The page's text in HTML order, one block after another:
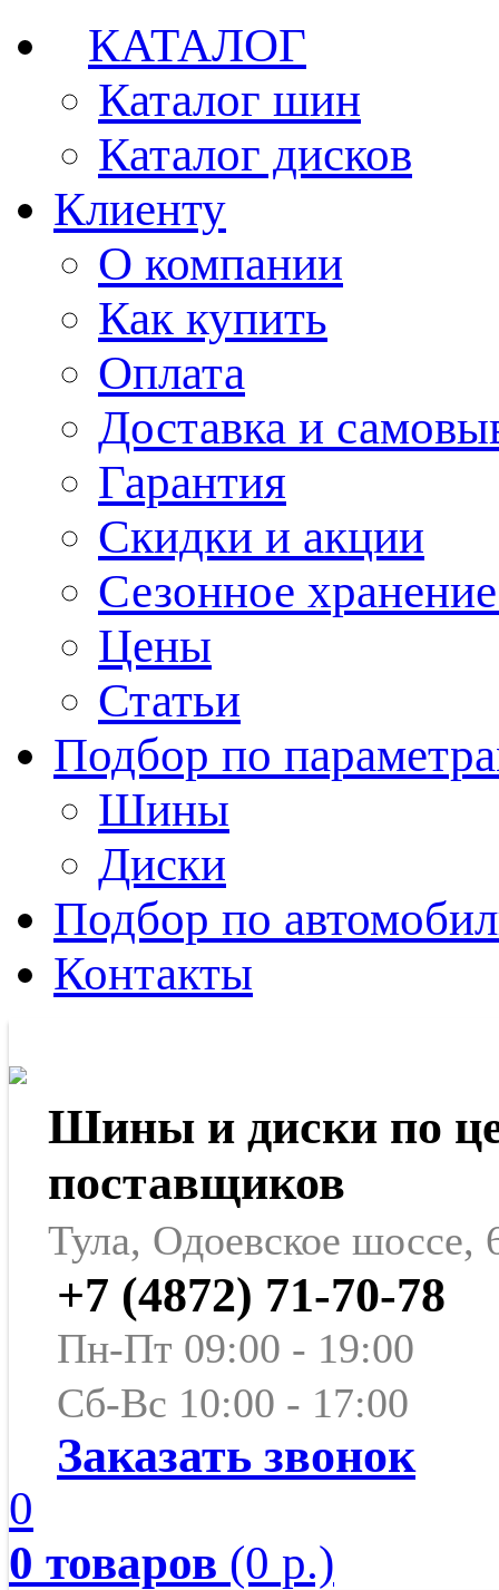
КАТАЛОГ
Каталог шин
Каталог дисков
Клиенту
О компании
Как купить
Оплата
Доставка и
Гарантия
Скидки и акции
Сезонное
Цены
Статьи
Подбор по
Шины
Диски
Подбор по
Контакты
Шины и диски по
поставщиков
Тула, Одоевское шоссе,
+7 (4872) 71-70-78
Пн-Пт 09:00 - 19:00
Сб-Вс 10:00 - 17:00
Заказать звонок
0
0 товаров (0 р.)